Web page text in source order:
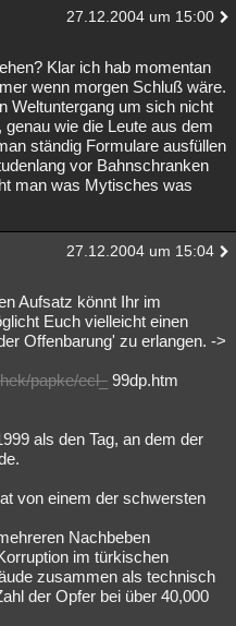
27.12.2004 um 15:00
Klar ich hab momentan
wenn morgen Schluß wäre.
Weltuntergang um sich nicht
wie die Leute aus dem
ständig Formulare ausfüllen
vor Bahnschranken
man was Mytisches was
27.12.2004 um 15:04
Aufsatz könnt Ihr im
Euch vielleicht einen
Offenbarung' zu erlangen. ->
papke/ecl_ 99dp.htm
als den Tag, an dem der
von einem der schwersten
Nachbeben
im türkischen
zusammen als technisch
der Opfer bei über 40,000